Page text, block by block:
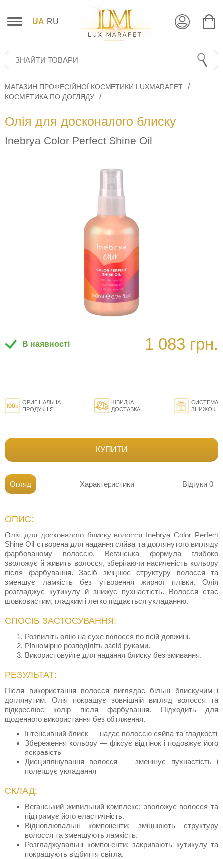
UA RU
МАГАЗИН ПРОФЕСІЙНОЇ КОСМЕТИКИ LUXMARAFET
КОСМЕТИКА ПО ДОГЛЯДУ
Олія для досконалого блиску
Inebrya Color Perfect Shine Oil
В наявності 1 083 грн.
ОРИГІНАЛЬНА
ПРОДУКЦІЯ
ШВИДКА
ДОСТАВКА
СИСТЕМА
ЗНИЖОК
КУПИТИ
Огляд Характеристики Відгуки 0
ОПИС:
Олія для досконалого блиску волосся Inebrya Color Perfect
Shine Oil створена для надання сяйва та доглянутого вигляду
фарбованому волоссю. Веганська формула глибоко
зволожує й живить волосся, зберігаючи насиченість кольору
після фарбування. Засіб зміцнює структуру волосся та
зменшує ламкість без утворення жирної плівки. Олія
розгладжує кутикулу й знижує пухнастість. Волосся стає
шовковистим, гладким і легко піддається укладанню.
СПОСІБ ЗАСТОСУВАННЯ:
Розпиліть олію на сухе волосся по всій довжині.
Рівномірно розподіліть засіб руками.
Використовуйте для надання блиску без змивання.
РЕЗУЛЬТАТ:
Після використання волосся виглядає більш блискучим і
доглянутим. Олія покращує зовнішній вигляд волосся та
підкреслює колір після фарбування. Підходить для
щоденного використання без обтяження.
Інтенсивний блиск — надає волоссю сяйва та гладкості
Збереження кольору — фіксує відтінок і подовжує його
яскравість
Дисциплінування волосся — зменшує пухнастість і
полегшує укладання
СКЛАД:
Веганський живильний комплекс: зволожує волосся та
підтримує його еластичність.
Відновлювальні компоненти: зміцнюють структуру
волосся та зменшують ламкість.
Розгладжувальні компоненти: закривають кутикулу та
покращують відбиття світла.